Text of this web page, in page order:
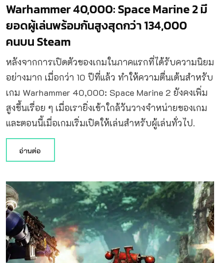
Warhammer 40,000: Space Marine 2 มี
ยอดผู้เล่นพร้อมกันสูงสุดกว่า 134,000
คนบน Steam
หลังจากการเปิดตัวของเกมในภาคแรกที่ได้รับความนิยม
อย่างมาก เมื่อกว่า 10 ปีที่แล้ว ทำให้ความตื่นเต้นสำหรับ
เกม Warhammer 40,000: Space Marine 2 ยังคงเพิ่ม
สูงขึ้นเรื่อย ๆ เมื่อเรายิ่งเข้าใกล้วันวางจำหน่ายของเกม
และตอนนี้เมื่อเกมเริ่มเปิดให้เล่นสำหรับผู้เล่นทั่วไป.
อ่านต่อ